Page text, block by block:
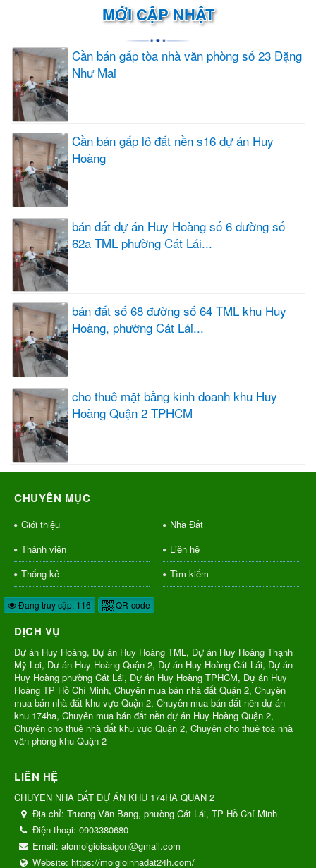
MỚI CẬP NHẬT
Cần bán gấp tòa nhà văn phòng số 23 Đặng
Như Mai
Cần bán gấp lô đất nền s16 dự án Huy
Hoàng
bán đất dự án Huy Hoàng số 6 đường số
62a TML phường Cát Lái...
bán đất số 68 đường số 64 TML khu Huy
Hoàng, phường Cát Lái...
cho thuê mặt bằng kinh doanh khu Huy
Hoàng Quận 2 TPHCM
CHUYÊN MỤC
Giới thiệu
Nhà Đất
Thành viên
Liên hệ
Thống kê
Tìm kiếm
Đang truy cập: 116 QR-code
DỊCH VỤ
Dự án Huy Hoàng, Dự án Huy Hoàng TML, Dự án Huy Hoàng Thạnh
Mỹ Lợi, Dự án Huy Hoàng Quận 2, Dự án Huy Hoàng Cát Lái, Dự án
Huy Hoàng phường Cát Lái, Dự án Huy Hoàng TPHCM, Dự án Huy
Hoàng TP Hồ Chí Minh, Chuyên mua bán nhà đất Quận 2, Chuyên
mua bán nhà đất khu vực Quận 2, Chuyên mua bán đất nền dự án
khu 174ha, Chuyên mua bán đất nền dự án Huy Hoàng Quận 2,
Chuyên cho thuê nhà đất khu vực Quận 2, Chuyên cho thuê toà nhà
văn phòng khu Quận 2
LIÊN HỆ
CHUYÊN NHÀ ĐẤT DỰ ÁN KHU 174HA QUẬN 2
Địa chỉ: Trương Văn Bang, phường Cát Lái, TP Hồ Chí Minh
Điện thoại: 0903380680
Email: alomoigioisaigon@gmail.com
Website: https://moigioinhadat24h.com/